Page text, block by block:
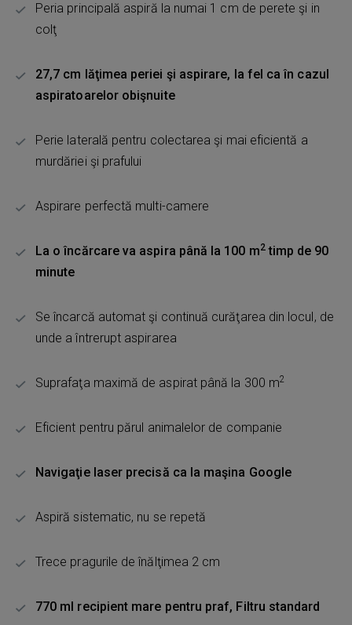
Peria principală aspiră la numai 1 cm de perete şi in
colţ
27,7 cm lăţimea periei şi aspirare, la fel ca în cazul
aspiratoarelor obişnuite
Perie laterală pentru colectarea şi mai eficientă a
murdăriei şi prafului
Aspirare perfectă multi-camere
La o încărcare va aspira până la 100 m2timp de 90
minute
Se încarcă automat şi continuă curăţarea din locul, de
unde a întrerupt aspirarea
Suprafaţa maximă de aspirat până la 300 m2
Eficient pentru părul animalelor de companie
Navigaţie laser precisă ca la maşina Google
Aspiră sistematic, nu se repetă
Trece pragurile de înălţimea 2 cm
770 ml recipient mare pentru praf, Filtru standard